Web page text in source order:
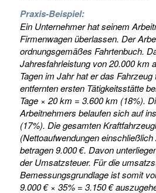
Praxis-Beispiel:
Ein Unternehmer hat seinem
Firmenwagen überlassen. Der
ordnungsgemäßes Fahrtenbuch.
Jahresfahrleistung von 20.000 km
Tagen im Jahr hat er das
entfernten ersten Tätigkeitsstätte
Tage × 20 km = 3.600 km (18%).
Arbeitnehmers belaufen sich auf
(17%). Die gesamten
(Nettoaufwendungen
betragen 9.000 €. Davon
der Umsatzsteuer. Für die
Bemessungsgrundlage ist somit
9.000 € × 35% = 3.150 €